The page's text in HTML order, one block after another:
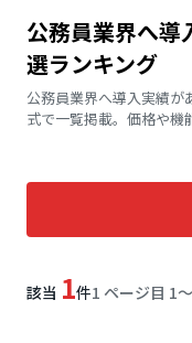
公務員業界へ導
選ランキング
公務員業界へ導入実績が
式で一覧掲載。価格や機
該当 1件1 ページ目 1